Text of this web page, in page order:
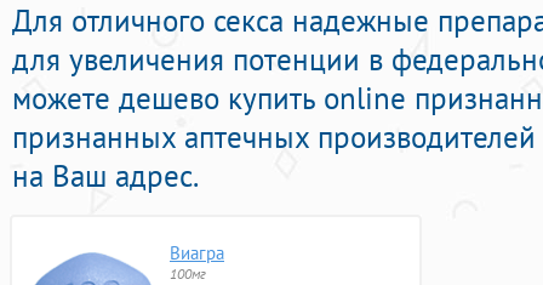
Для отличного секса надежные
для увеличения потенции в
можете дешево купить online
признанных аптечных производителей
на Ваш адрес.
Виагра
100мг